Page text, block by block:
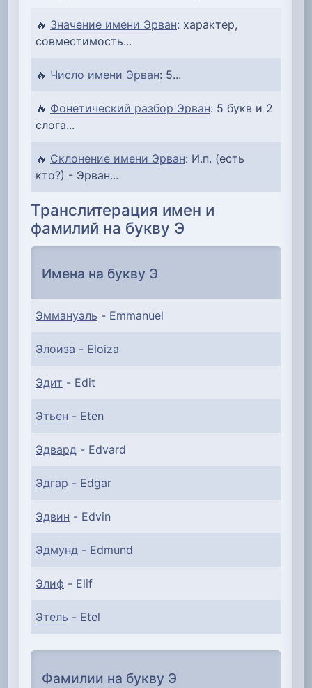
🔥 Значение имени Эрван: характер,
совместимость...
🔥 Число имени Эрван: 5...
🔥 Фонетический разбор Эрван: 5 букв и 2
слога...
🔥 Склонение имени Эрван: И.п. (есть
кто?) - Эрван...
Транслитерация имен и
фамилий на букву Э
Имена на букву Э
Эммануэль - Emmanuel
Элоиза - Eloiza
Эдит - Edit
Этьен - Eten
Эдвард - Edvard
Эдгар - Edgar
Эдвин - Edvin
Эдмунд - Edmund
Элиф - Elif
Этель - Etel
Фамилии на букву Э